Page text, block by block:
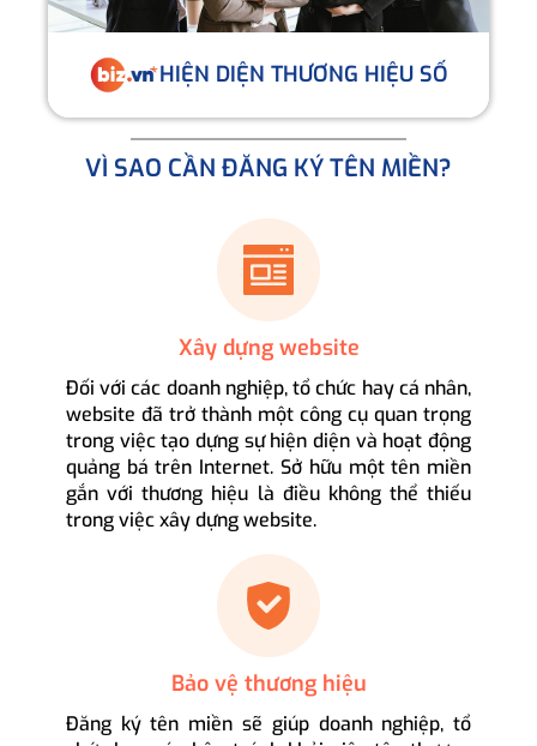
HIỆN DIỆN THƯƠNG HIỆU SỐ
VÌ SAO CẦN ĐĂNG KÝ TÊN MIỀN?
Xây dựng website
Đối với các doanh nghiệp, tổ chức hay cá nhân,
website đã trở thành một công cụ quan trọng
trong việc tạo dựng sự hiện diện và hoạt động
quảng bá trên Internet. Sở hữu một tên miền
gắn với thương hiệu là điều không thể thiếu
trong việc xây dựng website.
Bảo vệ thương hiệu
Đăng ký tên miền sẽ giúp doanh nghiệp, tổ